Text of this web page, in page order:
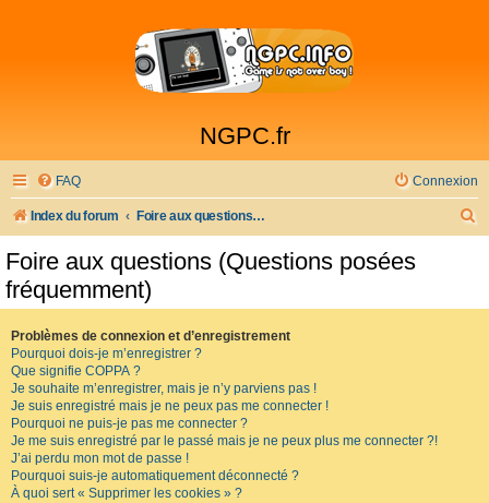
NGPC.fr
FAQ Connexion
Index du forum Foire aux questions (Questions posées fréquemment)
Foire aux questions (Questions posées
fréquemment)
Problèmes de connexion et d’enregistrement
Pourquoi dois-je m’enregistrer ?
Que signifie COPPA ?
Je souhaite m’enregistrer, mais je n’y parviens pas !
Je suis enregistré mais je ne peux pas me connecter !
Pourquoi ne puis-je pas me connecter ?
Je me suis enregistré par le passé mais je ne peux plus me connecter ?!
J’ai perdu mon mot de passe !
Pourquoi suis-je automatiquement déconnecté ?
À quoi sert « Supprimer les cookies » ?